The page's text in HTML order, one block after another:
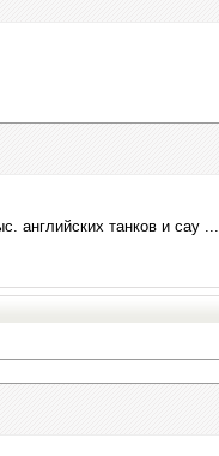
английских танков и сау ...